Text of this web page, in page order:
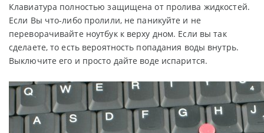
Клавиатура полностью защищена от пролива жидкостей.
Если Вы что-либо пролили, не паникуйте и не
переворачивайте ноутбук к верху дном. Если вы так
сделаете, то есть вероятность попадания воды внутрь.
Выключите его и просто дайте воде испарится.